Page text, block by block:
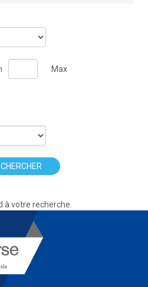
Max
votre recherche.